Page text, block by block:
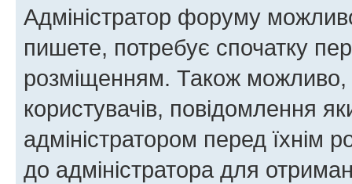
Адміністратор форуму
пишете, потребує спочатку
розміщенням. Також можливо,
користувачів, повідомлення
адміністратором перед їхнім
до адміністратора для